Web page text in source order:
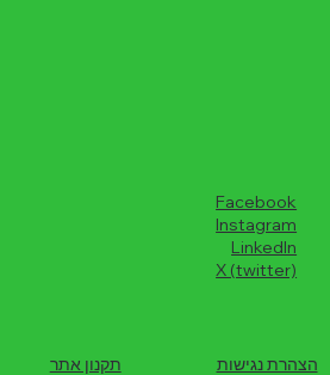
Facebook
Instagram
LinkedIn
X (twitter)
תקנון אתר הצהרת נגישות